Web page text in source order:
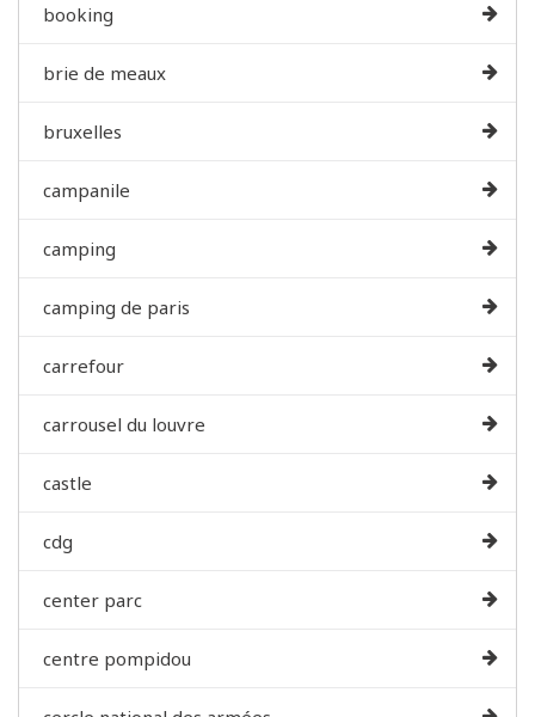
booking
brie de meaux
bruxelles
campanile
camping
camping de paris
carrefour
carrousel du louvre
castle
cdg
center parc
centre pompidou